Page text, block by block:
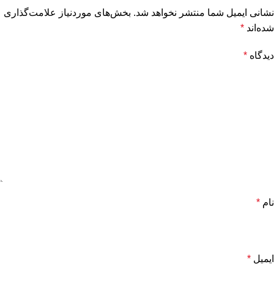
نشانی ایمیل شما منتشر نخواهد شد. بخش‌های موردنیاز علامت‌گذاری
شده‌اند *
دیدگاه *
نام *
ایمیل *